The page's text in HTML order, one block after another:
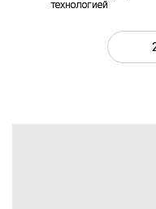
технологией